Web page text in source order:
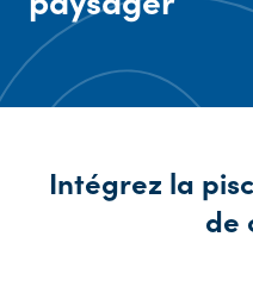
Intégrez la
de